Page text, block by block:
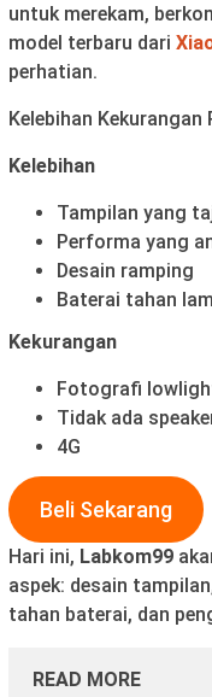
untuk merekam,
model terbaru dari
perhatian.
Kelebihan Kekurangan
Kelebihan
Tampilan yang
Performa yang
Desain ramping
Baterai tahan
Kekurangan
Fotografi
Tidak ada
4G
Beli Sekarang
Hari ini, Labkom99
aspek: desain
tahan baterai, dan
READ MORE